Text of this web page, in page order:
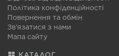
Політика конфіденційності
Повернення та обмін
Зв'язатися з нами
Мапа сайту